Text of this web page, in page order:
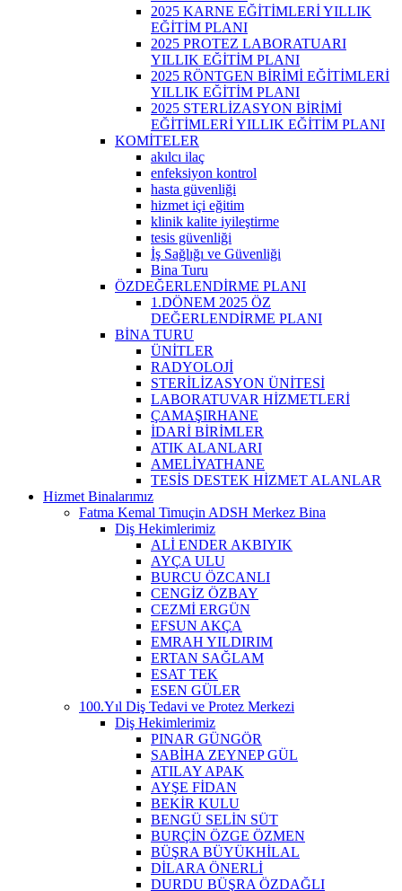
2025 KARNE EĞİTİMLERİ YILLIK
EĞİTİM PLANI
2025 PROTEZ LABORATUARI
YILLIK EĞİTİM PLANI
2025 RÖNTGEN BİRİMİ EĞİTİMLERİ
YILLIK EĞİTİM PLANI
2025 STERLİZASYON BİRİMİ
EĞİTİMLERİ YILLIK EĞİTİM PLANI
KOMİTELER
akılcı ilaç
enfeksiyon kontrol
hasta güvenliği
hizmet içi eğitim
klinik kalite iyileştirme
tesis güvenliği
İş Sağlığı ve Güvenliği
Bina Turu
ÖZDEĞERLENDİRME PLANI
1.DÖNEM 2025 ÖZ
DEĞERLENDİRME PLANI
BİNA TURU
ÜNİTLER
RADYOLOJİ
STERİLİZASYON ÜNİTESİ
LABORATUVAR HİZMETLERİ
ÇAMAŞIRHANE
İDARİ BİRİMLER
ATIK ALANLARI
AMELİYATHANE
TESİS DESTEK HİZMET ALANLAR
Hizmet Binalarımız
Fatma Kemal Timuçin ADSH Merkez Bina
Diş Hekimlerimiz
ALİ ENDER AKBIYIK
AYÇA ULU
BURCU ÖZCANLI
CENGİZ ÖZBAY
CEZMİ ERGÜN
EFSUN AKÇA
EMRAH YILDIRIM
ERTAN SAĞLAM
ESAT TEK
ESEN GÜLER
100.Yıl Diş Tedavi ve Protez Merkezi
Diş Hekimlerimiz
PINAR GÜNGÖR
SABİHA ZEYNEP GÜL
ATILAY APAK
AYŞE FİDAN
BEKİR KULU
BENGÜ SELİN SÜT
BURÇİN ÖZGE ÖZMEN
BÜŞRA BÜYÜKHİLAL
DİLARA ÖNERLİ
DURDU BÜŞRA ÖZDAĞLI